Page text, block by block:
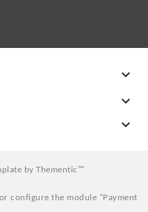



by Thementic™
configure the module "Payment